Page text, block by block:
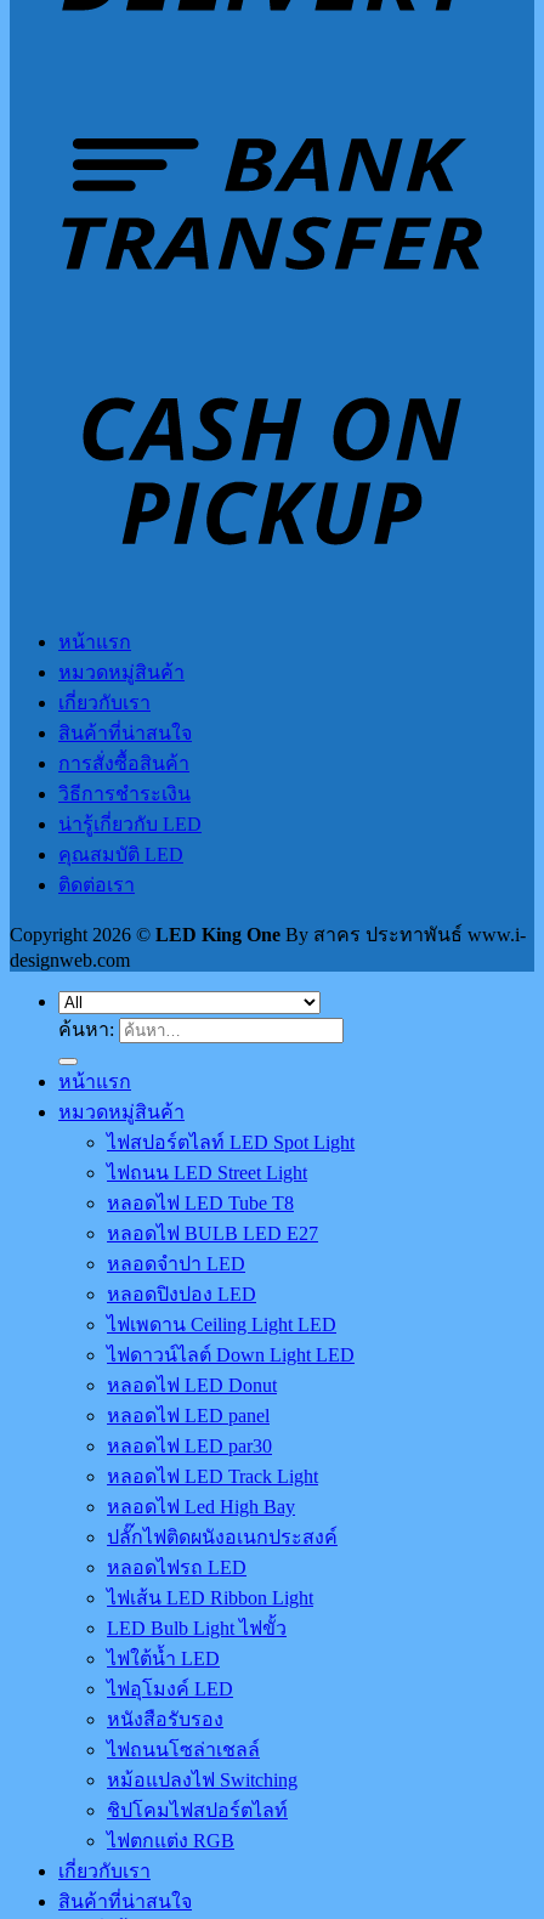
หน้าแรก
หมวดหมู่สินค้า
เกี่ยวกับเรา
สินค้าที่น่าสนใจ
การสั่งซื้อสินค้า
วิธีการชำระเงิน
น่ารู้เกี่ยวกับ LED
คุณสมบัติ LED
ติดต่อเรา
Copyright 2026 © LED King One By สาคร ประทาพันธ์ www.i-
designweb.com
ค้นหา:
หน้าแรก
หมวดหมู่สินค้า
ไฟสปอร์ตไลท์ LED Spot Light
ไฟถนน LED Street Light
หลอดไฟ LED Tube T8
หลอดไฟ BULB LED E27
หลอดจำปา LED
หลอดปิงปอง LED
ไฟเพดาน Ceiling Light LED
ไฟดาวน์ไลต์ Down Light LED
หลอดไฟ LED Donut
หลอดไฟ LED panel
หลอดไฟ LED par30
หลอดไฟ LED Track Light
หลอดไฟ Led High Bay
ปลั๊กไฟติดผนังอเนกประสงค์
หลอดไฟรถ LED
ไฟเส้น LED Ribbon Light
LED Bulb Light ไฟขั้ว
ไฟใต้น้ำ LED
ไฟอุโมงค์ LED
หนังสือรับรอง
ไฟถนนโซล่าเชลล์
หม้อแปลงไฟ Switching
ชิปโคมไฟสปอร์ตไลท์
ไฟตกแต่ง RGB
เกี่ยวกับเรา
สินค้าที่น่าสนใจ